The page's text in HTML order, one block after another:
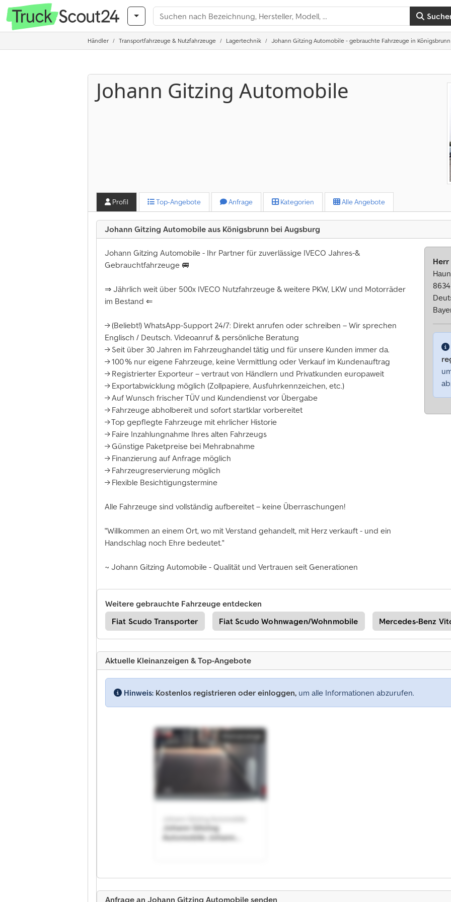
Händler Transportfahrzeuge & Nutzfahrzeuge Lagertechnik Johann Gitzing Automobile - gebrauchte Fahrzeuge in
Johann Gitzing Automobile
Profil Top-Angebote Anfrage Kategorien Alle Angebote
Johann Gitzing Automobile aus Königsbrunn bei Augsburg
Johann Gitzing Automobile - Ihr Partner für zuverlässige IVECO Jahres-&
Gebrauchtfahrzeuge 🚐
⇒ Jährlich weit über 500x IVECO Nutzfahrzeuge & weitere PKW, LKW und Motorräder
im Bestand ⇐
→ (Beliebt!) WhatsApp-Support 24/7: Direkt anrufen oder schreiben – Wir sprechen
Englisch / Deutsch. Videoanruf & persönliche Beratung
→ Seit über 30 Jahren im Fahrzeughandel tätig und für unsere Kunden immer da.
→ 100 % nur eigene Fahrzeuge, keine Vermittlung oder Verkauf im Kundenauftrag
→ Registrierter Exporteur – vertraut von Händlern und Privatkunden europaweit
→ Exportabwicklung möglich (Zollpapiere, Ausfuhrkennzeichen, etc.)
→ Auf Wunsch frischer TÜV und Kundendienst vor Übergabe
→ Fahrzeuge abholbereit und sofort startklar vorbereitet
→ Top gepflegte Fahrzeuge mit ehrlicher Historie
→ Faire Inzahlungnahme Ihres alten Fahrzeugs
→ Günstige Paketpreise bei Mehrabnahme
→ Finanzierung auf Anfrage möglich
→ Fahrzeugreservierung möglich
→ Flexible Besichtigungstermine
Alle Fahrzeuge sind vollständig aufbereitet – keine Überraschungen!
"Willkommen an einem Ort, wo mit Verstand gehandelt, mit Herz verkauft - und ein
Handschlag noch Ehre bedeutet."
~ Johann Gitzing Automobile - Qualität und Vertrauen seit Generationen
Weitere gebrauchte Fahrzeuge entdecken
Fiat Scudo Transporter
Fiat Scudo Wohnwagen/Wohnmobile Mercedes-Benz
Aktuelle Kleinanzeigen & Top-Angebote
Hinweis: Kostenlos registrieren oder einloggen, um alle Informationen abzurufen.
Johann Gitzing
Automobile Johann
Kleinanzeige
Anfrage an Johann Gitzing Automobile senden